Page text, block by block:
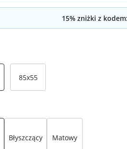
15% zniżki z kodem:
85x55
Błyszczący Matowy